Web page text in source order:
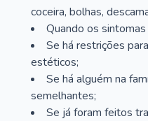
coceira, bolhas,
Quando os sintomas
Se há restrições
estéticos;
Se há alguém na
semelhantes;
Se já foram feitos